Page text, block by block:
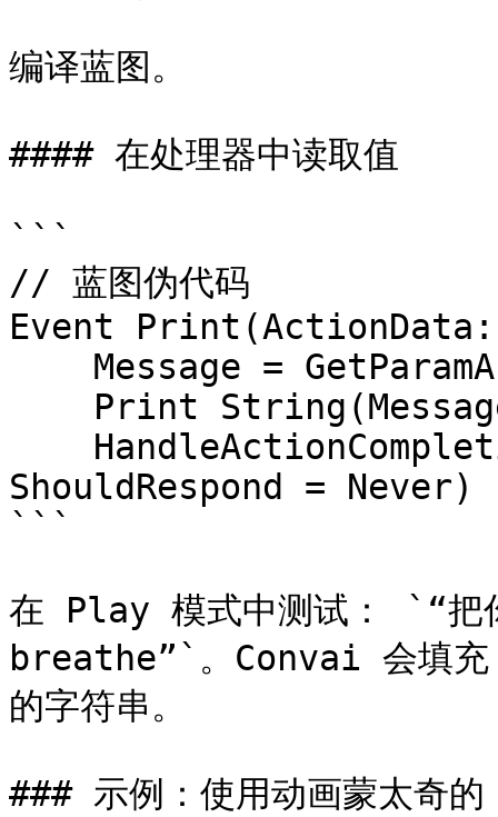
编译蓝图。
#### 在处理器中读取值
```
// 蓝图伪代码
Event
ShouldRespond = Never)
```
在 Play 模式中测试： `“把
breathe”`。Convai 会填充
的字符串。
### 示例：使用动画蒙太奇